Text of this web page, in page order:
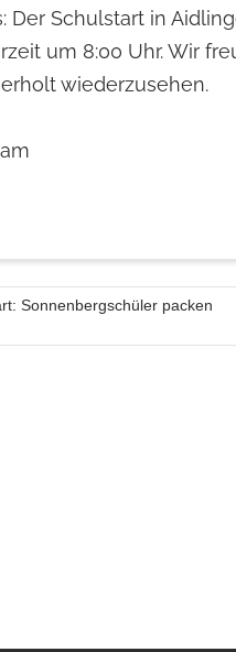
Der Schulstart in
um 8:00 Uhr. Wir
wiederzusehen.
Sonnenbergschüler packen